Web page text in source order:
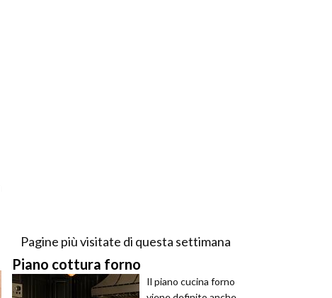
Pagine più visitate di questa settimana
Piano cottura forno
Il piano cucina forno